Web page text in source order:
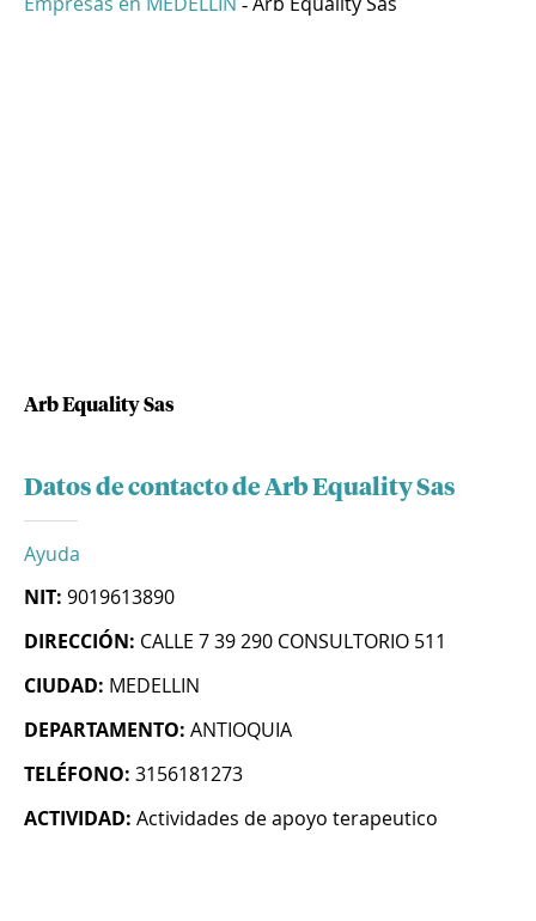
-
Arb Equality Sas
Datos de contacto de Arb Equality Sas
Ayuda
NIT: 9019613890
DIRECCIÓN: CALLE 7 39 290 CONSULTORIO 511
CIUDAD: MEDELLIN
DEPARTAMENTO: ANTIOQUIA
TELÉFONO: 3156181273
ACTIVIDAD: Actividades de apoyo terapeutico